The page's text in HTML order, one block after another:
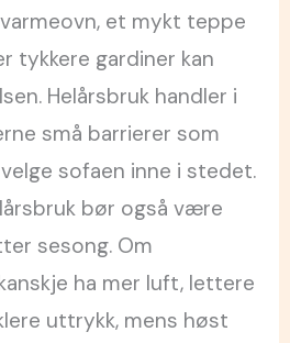
et mykt teppe
tykkere gardiner kan
Helårsbruk handler i
små barrierer som
sofaen inne i stedet.
bør også være
sesong. Om
ha mer luft, lettere
uttrykk, mens høst